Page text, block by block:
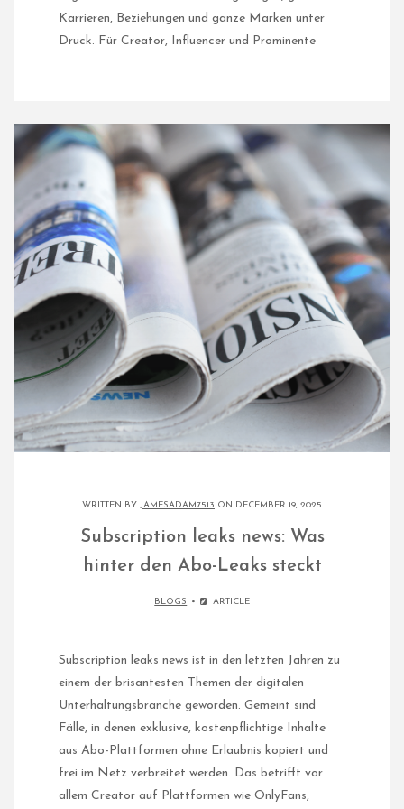
Karrieren, Beziehungen und ganze Marken unter
Druck. Für Creator, Influencer und Prominente
WRITTEN BY JAMESADAM7513 ON DECEMBER 19, 2025
Subscription leaks news: Was
hinter den Abo-Leaks steckt
BLOGS ARTICLE
Subscription leaks news ist in den letzten Jahren zu
einem der brisantesten Themen der digitalen
Unterhaltungsbranche geworden. Gemeint sind
Fälle, in denen exklusive, kostenpflichtige Inhalte
aus Abo-Plattformen ohne Erlaubnis kopiert und
frei im Netz verbreitet werden. Das betrifft vor
allem Creator auf Plattformen wie OnlyFans,